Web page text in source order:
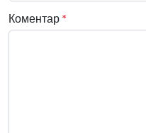
Коментар *